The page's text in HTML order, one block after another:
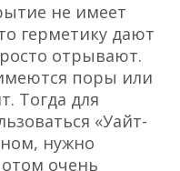
не имеет
герметику дают
отрывают.
поры или
Тогда для
«Уайт-
нужно
очень